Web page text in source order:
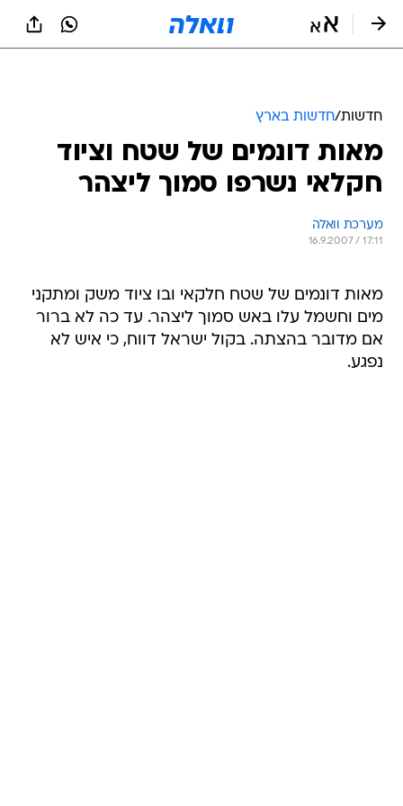
חדשות/חדשות בארץ
מאות דונמים של שטח וציוד
חקלאי נשרפו סמוך ליצהר
מערכת וואלה
16.9.2007 / 17:11
מאות דונמים של שטח חלקאי ובו ציוד משק ומתקני
מים וחשמל עלו באש סמוך ליצהר. עד כה לא ברור
אם מדובר בהצתה. בקול ישראל דווח, כי איש לא
נפגע.